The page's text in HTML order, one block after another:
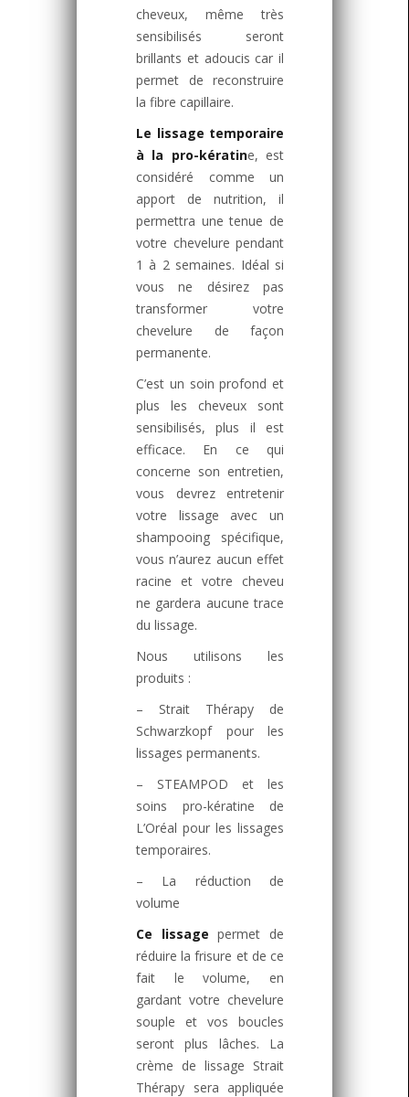
cheveux, même très
sensibilisés seront
brillants et adoucis car il
permet de reconstruire
la fibre capillaire.
Le lissage temporaire
à la pro-kératine, est
considéré comme un
apport de nutrition, il
permettra une tenue de
votre chevelure pendant
1 à 2 semaines. Idéal si
vous ne désirez pas
transformer votre
chevelure de façon
permanente.
C’est un soin profond et
plus les cheveux sont
sensibilisés, plus il est
efficace. En ce qui
concerne son entretien,
vous devrez entretenir
votre lissage avec un
shampooing spécifique,
vous n’aurez aucun effet
racine et votre cheveu
ne gardera aucune trace
du lissage.
Nous utilisons les
produits :
– Strait Thérapy de
Schwarzkopf pour les
lissages permanents.
– STEAMPOD et les
soins pro-kératine de
L’Oréal pour les lissages
temporaires.
– La réduction de
volume
Ce lissage permet de
réduire la frisure et de ce
fait le volume, en
gardant votre chevelure
souple et vos boucles
seront plus lâches. La
crème de lissage Strait
Thérapy sera appliquée